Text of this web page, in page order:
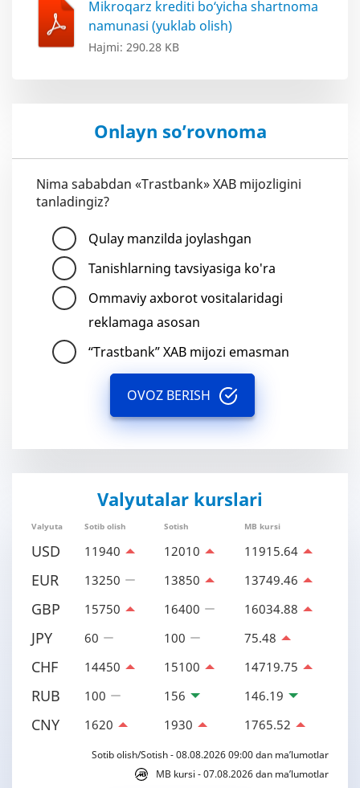
Mikroqarz krediti bo‘yicha shartnoma
namunasi (yuklab olish)
Hajmi: 290.28 KB
Onlayn so’rovnoma
Nima sababdan «Trastbank» XAB mijozligini
tanladingiz?
Qulay manzilda joylashgan
Tanishlarning tavsiyasiga ko'ra
Ommaviy axborot vositalaridagi
reklamaga asosan
“Trastbank” XAB mijozi emasman
OVOZ BERISH
Valyutalar kurslari
Valyuta Sotib olish Sotish MB kursi
USD 11940 12010 11915.64
EUR 13250 13850 13749.46
GBP 15750 16400 16034.88
JPY 60 100 75.48
CHF 14450 15100 14719.75
RUB 100 156 146.19
CNY 1620 1930 1765.52
Sotib olish/Sotish - 08.08.2026 09:00 dan ma’lumotlar
MB kursi - 07.08.2026 dan ma’lumotlar